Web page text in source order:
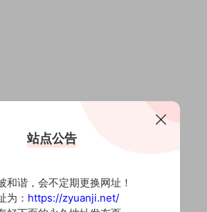
站点公告
和谐，会不定期更换网址！
为： https://zyuanji.net/